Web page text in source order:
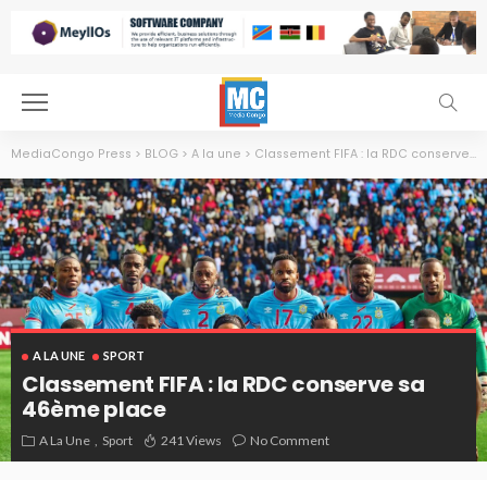
MediaCongo Press > BLOG > A la une > Classement FIFA : la RDC conserve sa 46ème place
A LA UNE SPORT
Classement FIFA : la RDC conserve sa
46ème place
A La Une Sport 241 Views No Comment